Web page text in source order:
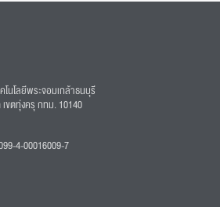
นโลยีพระจอมเกล้าธนบุรี
ขตทุ่งครุ กทม. 10140
4-00016009-7